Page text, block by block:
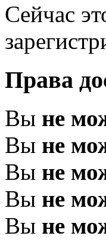
Сейчас
Права
Вы не
Вы не
Вы не
Вы не
Вы не